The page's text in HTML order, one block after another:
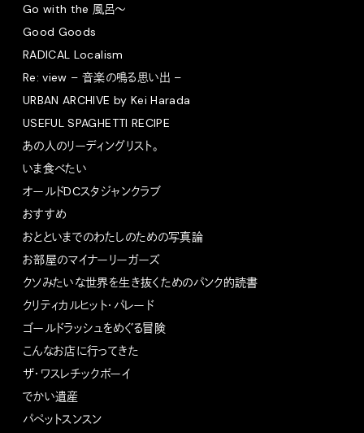
Go with the 風呂〜
Good Goods
RADICAL Localism
Re: view – 音楽の鳴る思い出 –
URBAN ARCHIVE by Kei Harada
USEFUL SPAGHETTI RECIPE
あの人のリーディングリスト。
いま食べたい
オールドDCスタジャンクラブ
おすすめ
おとといまでのわたしのための写真論
お部屋のマイナーリーガーズ
クソみたいな世界を生き抜くためのパンク的読書
クリティカルヒット・パレード
ゴールドラッシュをめぐる冒険
こんなお店に行ってきた
ザ・ワスレチックボーイ
でかい遺産
パペットスンスン